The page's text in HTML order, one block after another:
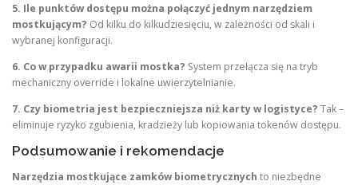
5. Ile punktów dostępu można połączyć jednym narzędziem
mostkującym? Od kilku do kilkudziesięciu, w zależności od skali i
wybranej konfiguracji.
6. Co w przypadku awarii mostka? System przełącza się na tryb
mechaniczny override i lokalne uwierzytelnianie.
7. Czy biometria jest bezpieczniejsza niż karty w logistyce? Tak –
eliminuje ryzyko zgubienia, kradzieży lub kopiowania tokenów dostępu.
Podsumowanie i rekomendacje
Narzędzia mostkujące zamków biometrycznych to niezbędne